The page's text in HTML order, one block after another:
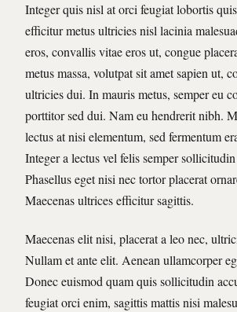
Integer quis nisl at orci feugiat lobortis
efficitur metus ultricies nisl lacinia
eros, convallis vitae eros ut, congue
metus massa, volutpat sit amet sapien ut,
ultricies dui. In mauris metus, semper eu
porttitor sed dui. Nam eu hendrerit nibh.
lectus at nisi elementum, sed fermentum
Integer a lectus vel felis semper
Phasellus eget nisi nec tortor placerat
Maecenas ultrices efficitur sagittis.
Maecenas elit nisi, placerat a leo nec,
Nullam et ante elit. Aenean ullamcorper
Donec euismod quam quis sollicitudin
feugiat orci enim, sagittis mattis nisi